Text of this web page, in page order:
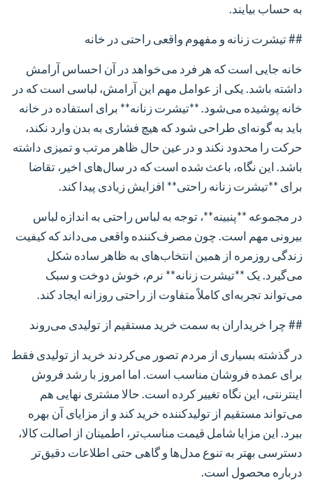
به حساب بیایند.
## تیشرت زنانه و مفهوم واقعی راحتی در خانه
خانه جایی است که هر فرد می‌خواهد در آن احساس آرامش
داشته باشد. یکی از عوامل مهم این آرامش، لباسی است که در
خانه پوشیده می‌شود. **تیشرت زنانه** برای استفاده در خانه
باید به گونه‌ای طراحی شود که هیچ فشاری به بدن وارد نکند،
حرکت را محدود نکند و در عین حال ظاهر مرتب و تمیزی داشته
باشد. این نگاه، باعث شده است که در سال‌های اخیر، تقاضا
برای **تیشرت زنانه راحتی** افزایش زیادی پیدا کند.
در مجموعه **پنبینه**، توجه به لباس راحتی به اندازه لباس
بیرونی مهم است. چون مصرف‌کننده واقعی می‌داند که کیفیت
زندگی روزمره از همین انتخاب‌های به ظاهر ساده شکل
می‌گیرد. یک **تیشرت زنانه** نرم، خوش دوخت و سبک
می‌تواند تجربه‌ای کاملاً متفاوت از راحتی روزانه ایجاد کند.
## چرا خریداران به سمت خرید مستقیم از تولیدی می‌روند
در گذشته بسیاری از مردم تصور می‌کردند خرید از تولیدی فقط
برای عمده فروشان مناسب است. اما امروز با رشد فروش
اینترنتی، این نگاه تغییر کرده است. حالا مشتری نهایی هم
می‌تواند مستقیم از تولیدکننده خرید کند و از مزایای آن بهره
ببرد. این مزایا شامل قیمت مناسب‌تر، اطمینان از اصالت کالا،
دسترسی بهتر به تنوع مدل‌ها و گاهی حتی اطلاعات دقیق‌تر
درباره محصول است.